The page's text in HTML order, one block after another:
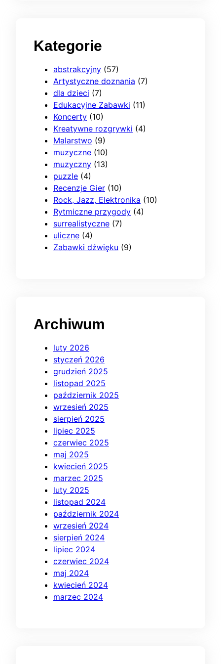
Kategorie
abstrakcyjny (57)
Artystyczne doznania (7)
dla dzieci (7)
Edukacyjne Zabawki (11)
Koncerty (10)
Kreatywne rozgrywki (4)
Malarstwo (9)
muzyczne (10)
muzyczny (13)
puzzle (4)
Recenzje Gier (10)
Rock, Jazz, Elektronika (10)
Rytmiczne przygody (4)
surrealistyczne (7)
uliczne (4)
Zabawki dźwięku (9)
Archiwum
luty 2026
styczeń 2026
grudzień 2025
listopad 2025
październik 2025
wrzesień 2025
sierpień 2025
lipiec 2025
czerwiec 2025
maj 2025
kwiecień 2025
marzec 2025
luty 2025
listopad 2024
październik 2024
wrzesień 2024
sierpień 2024
lipiec 2024
czerwiec 2024
maj 2024
kwiecień 2024
marzec 2024